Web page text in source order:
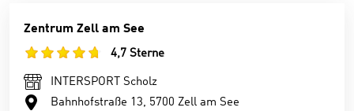
Zentrum Zell am See
4,7 Sterne
INTERSPORT Scholz
Bahnhofstraße 13, 5700 Zell am See